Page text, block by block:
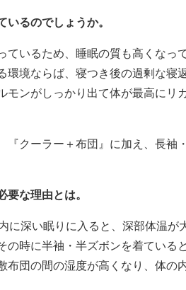
いるのでしょうか。
ているため、睡眠の質も高くなっ
環境ならば、寝つき後の過剰な寝
モンがしっかり出て体が最高にリ
『クーラー＋布団』に加え、長袖
要な理由とは。
に深い眠りに入ると、深部体温が
の時に半袖・半ズボンを着ている
布団の間の湿度が高くなり、体の